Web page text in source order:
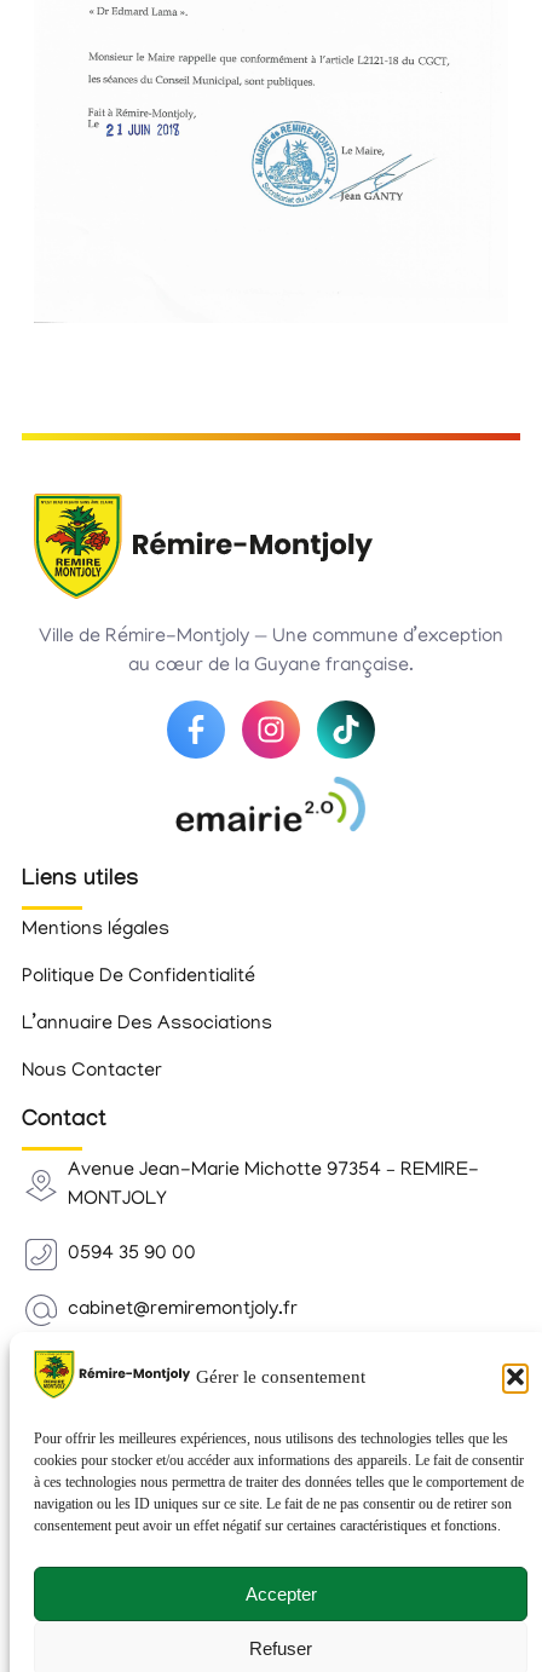
Gérer le consentement
Pour offrir les meilleures expériences, nous utilisons des technologies telles que les
cookies pour stocker et/ou accéder aux informations des appareils. Le fait de consentir
à ces technologies nous permettra de traiter des données telles que le comportement de
navigation ou les ID uniques sur ce site. Le fait de ne pas consentir ou de retirer son
consentement peut avoir un effet négatif sur certaines caractéristiques et fonctions.
Accepter
Refuser
Ville de Rémire-Montjoly — Une commune d’exception
au cœur de la Guyane française.
Liens utiles
Mentions légales
Politique De Confidentialité
L’annuaire Des Associations
Nous Contacter
Contact
Avenue Jean-Marie Michotte 97354 – REMIRE-
MONTJOLY
0594 35 90 00
cabinet@remiremontjoly.fr
Newsletter
nouvelles de votre commune.